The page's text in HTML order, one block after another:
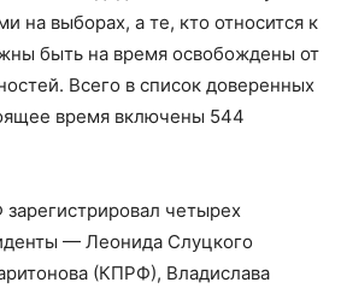
на выборах, а те, кто относится к
быть на время освобождены от
Всего в список доверенных
время включены 544
четырех
— Леонида Слуцкого
(КПРФ), Владислава